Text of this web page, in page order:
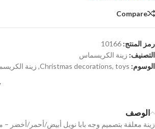
Compare
رمز المنتج: 10166
التصنيف: زينة الكريسماس
الوسوم:
Christmas decorations, toys
, زينة
الوصف
زينة معلقة بتصميم وجه بابا نويل أبيض/أحمر/أخضر –